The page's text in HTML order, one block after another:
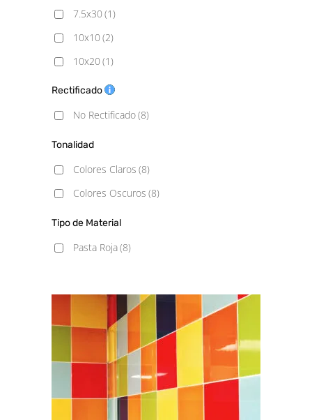
7.5x30 (1)
10x10 (2)
10x20 (1)
10x30 (1)
13x13
(1)
Rectificado
No Rectificado(8)
Tonalidad
Colores Claros (8)
Colores Oscuros (8)
Tipo de Material
Pasta Roja(8)